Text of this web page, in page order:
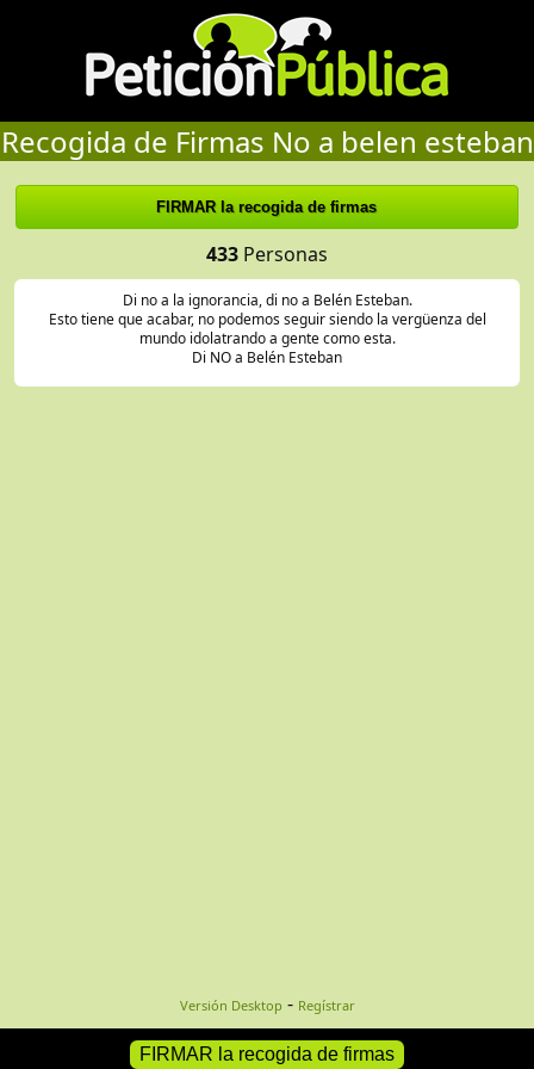
Recogida de Firmas No a belen esteban
433 Personas
Di no a la ignorancia, di no a Belén Esteban.
Esto tiene que acabar, no podemos seguir siendo la vergüenza del
mundo idolatrando a gente como esta.
Di NO a Belén Esteban
Versión Desktop - Regístrar